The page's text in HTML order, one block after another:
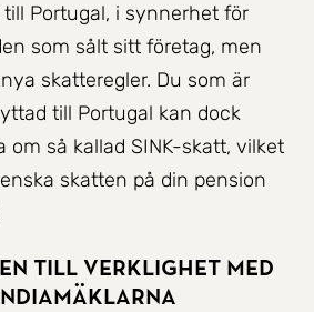
Portugal, i synnerhet för
som sålt sitt företag, men
skatteregler. Du som är
till Portugal kan dock
om så kallad SINK-skatt, vilket
skatten på din pension
till verklighet med